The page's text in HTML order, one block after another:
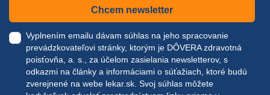
Chcem newsletter
Vyplnením emailu dávam súhlas na jeho spracovanie
prevádzkovateľovi stránky, ktorým je DÔVERA zdravotná
poisťovňa, a. s., za účelom zasielania newsletterov, s
odkazmi na články a informáciami o súťažiach, ktoré budú
zverejnené na webe lekar.sk . Svoj súhlas môžete